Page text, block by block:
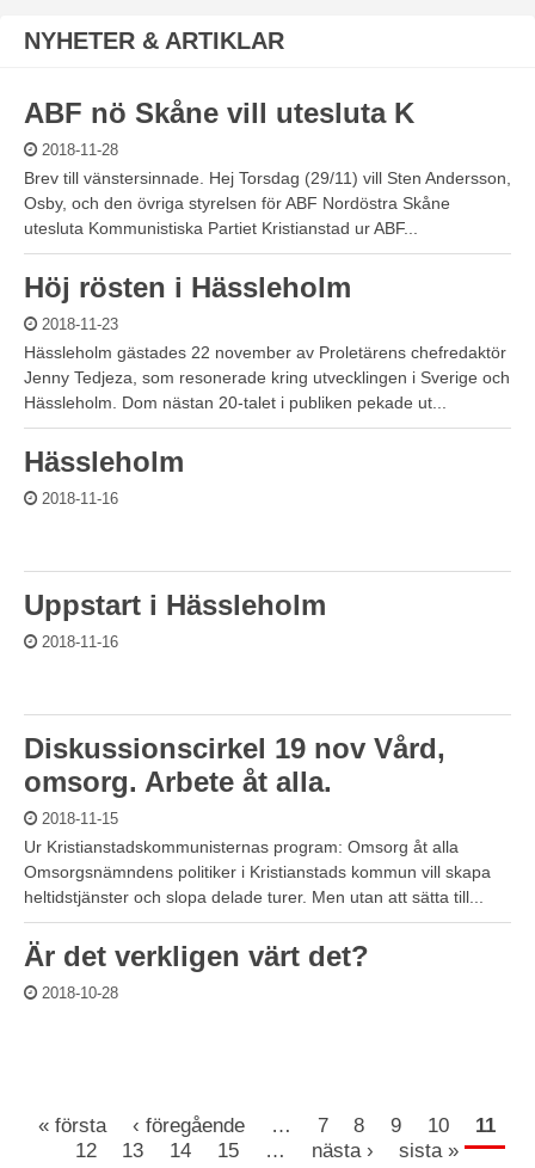
NYHETER & ARTIKLAR
ABF nö Skåne vill utesluta K
2018-11-28
Brev till vänstersinnade. Hej Torsdag (29/11) vill Sten Andersson,
Osby, och den övriga styrelsen för ABF Nordöstra Skåne
utesluta Kommunistiska Partiet Kristianstad ur ABF...
Höj rösten i Hässleholm
2018-11-23
Hässleholm gästades 22 november av Proletärens chefredaktör
Jenny Tedjeza, som resonerade kring utvecklingen i Sverige och
Hässleholm. Dom nästan 20-talet i publiken pekade ut...
Hässleholm
2018-11-16
Uppstart i Hässleholm
2018-11-16
Diskussionscirkel 19 nov Vård,
omsorg. Arbete åt alla.
2018-11-15
Ur Kristianstadskommunisternas program: Omsorg åt alla
Omsorgsnämndens politiker i Kristianstads kommun vill skapa
heltidstjänster och slopa delade turer. Men utan att sätta till...
Är det verkligen värt det?
2018-10-28
« första ‹ föregående … 7 8 9 10
11
12
13 14 15 … nästa › sista »